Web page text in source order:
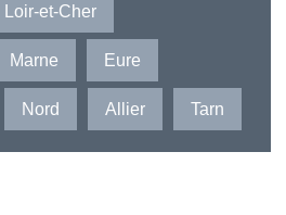
Loir-et-Cher
Marne Eure
Nord Allier Tarn